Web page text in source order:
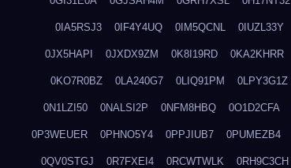
0IA5RSJ3 0IF4Y4UQ 0IM5QCNL 0IUZL33Y
0JX5HAPI 0JXDX9ZM 0K8I19RD 0KA2KHRR
0KO7R0BZ 0LA240G7 0LIQ91PM 0LPY3G1Z
0N1LZI50 0NALSI2P 0NFM8HBQ 0O1D2CFA
0P3WEUER 0PHNO5Y4 0PPJIUB7 0PUMEZB4
0QV0STGJ 0R7FXEI4 0RCWTWLK 0RH9C3CH